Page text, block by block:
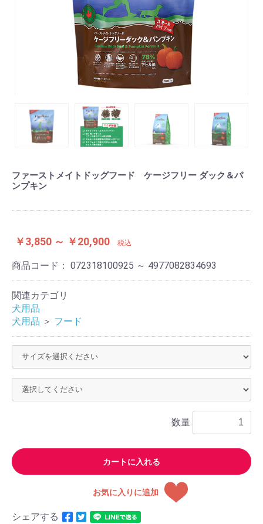
ファーストメイトドッグフード ケージフリー ダック＆パ
ンプキン
￥3,850 ～ ￥20,900 税込
商品コード： 072318100925 ～ 4977082834693
関連カテゴリ
犬用品
犬用品 ＞ フード
数量
カートに入れる
お気に入りに追加
シェアする